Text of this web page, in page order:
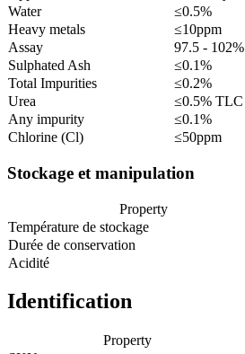
Water
≤0.5%
Heavy metals
≤10ppm
Assay
97.5 - 102%
Sulphated Ash
≤0.1%
Total Impurities
≤0.2%
Urea
≤0.5% TLC
Any impurity
≤0.1%
Chlorine (Cl)
≤50ppm
Stockage et manipulation
Property
Température de stockage
Durée de conservation
Acidité
Identification
Property